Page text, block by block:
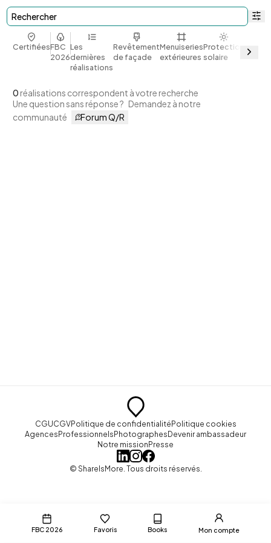
FBC 2026 Favoris Books Mon compte
Rechercher
CertifiéesFBC
2026
Les
dernières
réalisations
Revêtement
de façade
Menuiseries
extérieures
Protection
solaire
Bio et
0 réalisations correspondent à votre recherche
Une question sans réponse ? Demandez à notre
communauté
Forum Q/R
CGUCGVPolitique de confidentialitéPolitique cookies
AgencesProfessionnelsPhotographesDevenir ambassadeur
Notre missionPresse
© ShareIsMore. Tous droits réservés.